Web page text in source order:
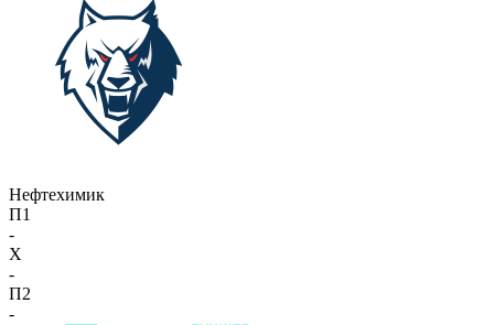
Нефтехимик
П1
-
X
-
П2
-